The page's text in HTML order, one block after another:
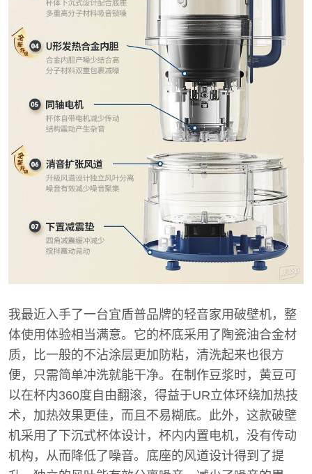
我最近入手了一台宜盾普品牌的轻音家用破壁机，整
体使用体验相当满意。它的杯底采用了陶瓷油合金材
质，比一般的不沾涂层更加防粘，清洗起来也很方
便，只需简单冲洗就能干净。在制作豆浆时，黄豆可
以在杯内360度自由翻滚，得益于UR立体环绕加热技
术，加热效果更佳，而且不易糊底。此外，这款破壁
机采用了下沉式杯体设计，杯内内置电机，没有传动
机构，从而降低了噪音。底座的风道设计得到了提